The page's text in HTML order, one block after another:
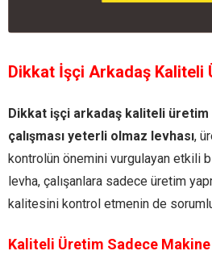
Dikkat İşçi Arkadaş Kaliteli
Dikkat işçi arkadaş kaliteli üretim
çalışması yeterli olmaz levhası,
kontrolün önemini vurgulayan etkili
levha, çalışanlara sadece üretim
kalitesini kontrol etmenin de
Kaliteli Üretim Sadece